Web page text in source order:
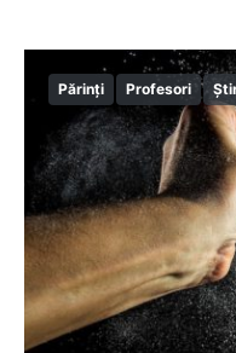
Părinți Profesori